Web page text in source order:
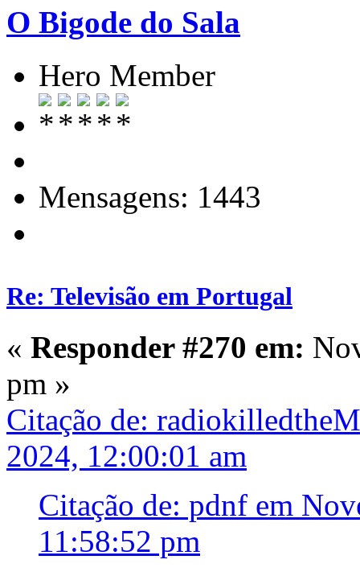
O Bigode do Sala
Hero Member
Mensagens: 1443
Re: Televisão em Portugal
« Responder #270 em:
pm »
Citação de:
2024, 12:00:01 am
Citação de: pdnf em
11:58:52 pm